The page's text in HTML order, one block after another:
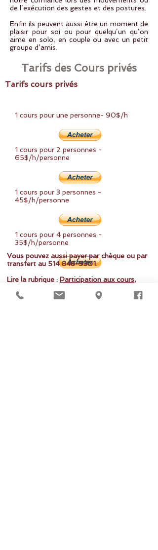
de l’exécution des gestes et des postures.
Enfin ils peuvent aussi être un moment de
plaisir pour soi ou pour quelqu’un qu’on
aime en solo, en couple ou avec un petit
groupe d’amis.
Tarifs des Cours privés
Tarifs cours privés
1 cours pour une personne- 90$/h
1 cours pour 2 personnes -
65$/h/personne
1 cours pour 3 personnes -
45$/h/personne
1 cours pour 4 personnes -
35$/h/personne
Vous pouvez aussi payer par chèque ou par
transfert au 514 848-9301.
Lire la rubrique : Participation aux cours,